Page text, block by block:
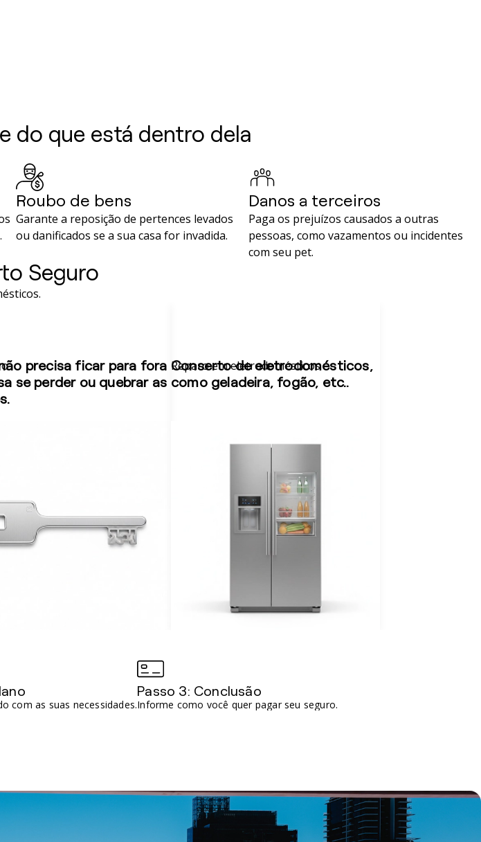
do que está dentro dela
Roubo de bens
Garante a reposição de pertences levados
ou danificados se a sua casa for invadida.
Danos a terceiros
Paga os prejuízos causados a outras
pessoas, como vazamentos ou incidentes
com seu pet.
Seguro
precisa ficar para fora
se perder ou quebrar as
Reparo em eletrodomésticos
Conserto de eletrodomésticos,
como geladeira, fogão, etc..
com as suas necessidades.
Passo 3: Conclusão
Informe como você quer pagar seu seguro.